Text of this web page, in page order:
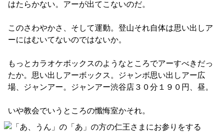
はたらかない。アーが出てこないのだ。
このさわやかさ、そして運動。登山それ自体は思い出しア
ーにはむいてないのではないか。
もっとカラオケボックスのようなところでアーすべきだっ
たか。思い出しアーボックス。ジャンボ思い出しアー広
場、ジャンアー。ジャンアー渋谷店３０分１９０円、昼。
いや教会でいうところの懺悔室かそれ。